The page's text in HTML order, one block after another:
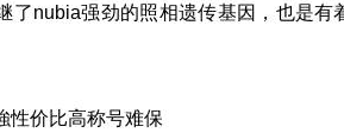
了nubia强劲的照相遗传基因，也是有